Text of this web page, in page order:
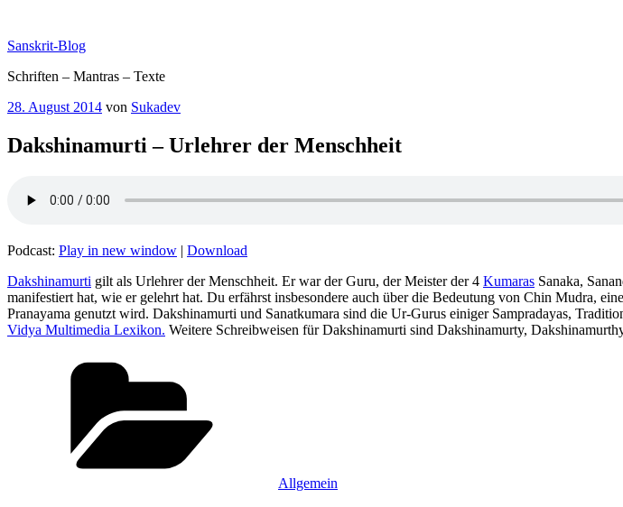
springen
Sanskrit-Blog
Schriften – Mantras – Texte
Veröffentlicht
28. August 2014 von Sukadev
Dakshinamurti – Urlehrer der Menschheit
Podcast: Play in new window | Download
Dakshinamurti gilt als Urlehrer der Menschheit. Er war der Guru, der Meister der 4 Kumaras Sanaka,
manifestiert hat, wie er gelehrt hat. Du erfährst insbesondere auch über die Bedeutung von Chin Mudra,
Pranayama genutzt wird. Dakshinamurti und Sanatkumara sind die Ur-Gurus einiger Sampradayas,
Vidya Multimedia Lexikon. Weitere Schreibweisen für Dakshinamurti sind Dakshinamurty,
Allgemein